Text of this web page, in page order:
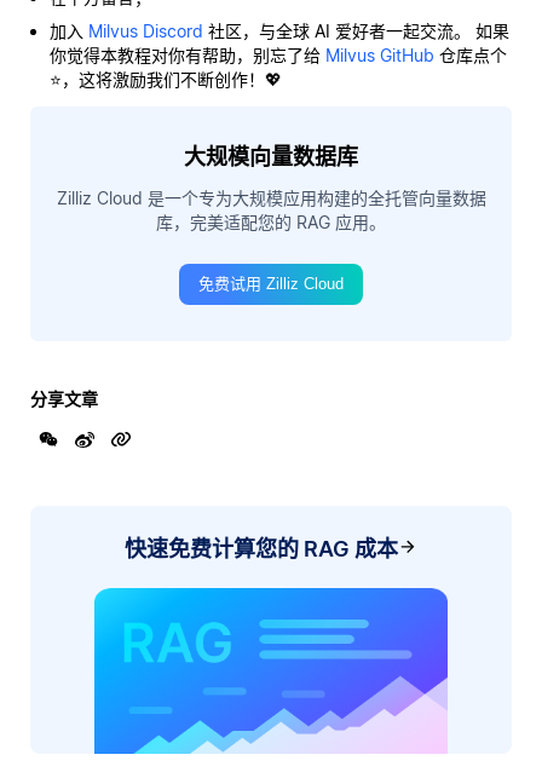
加入 Milvus Discord 社区，与全球 AI 爱好者一起交流。 如果
你觉得本教程对你有帮助，别忘了给 Milvus GitHub 仓库点个
⭐，这将激励我们不断创作！💖
大规模向量数据库
Zilliz Cloud 是一个专为大规模应用构建的全托管向量数据
库，完美适配您的 RAG 应用。
免费试用 Zilliz Cloud
分享文章
快速免费计算您的 RAG 成本